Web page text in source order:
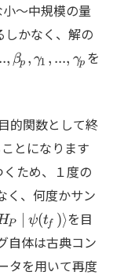
～中規模の量
しかなく、解の
, βp , γ1 , ..., γp を
的関数として終
とになります
ため、１度の
く、何度かサン
P ψ(tf )⟩を目
自体は古典コン
タを用いて再度